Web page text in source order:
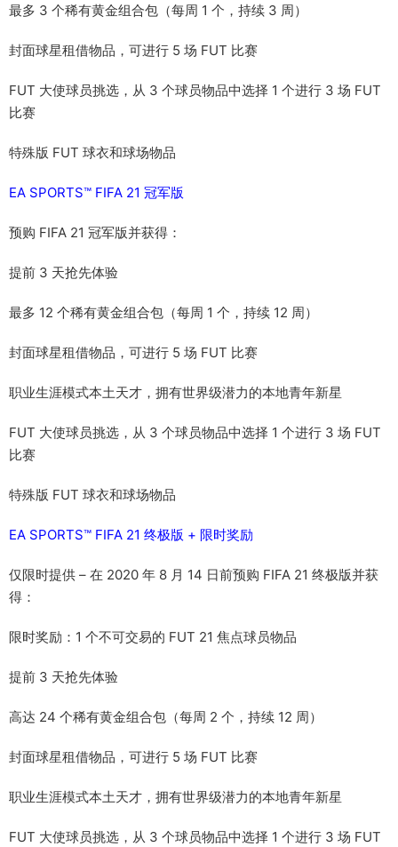
最多 3 个稀有黄金组合包（每周 1 个，持续 3 周）
封面球星租借物品，可进行 5 场 FUT 比赛
FUT 大使球员挑选，从 3 个球员物品中选择 1 个进行 3 场 FUT
比赛
特殊版 FUT 球衣和球场物品
EA SPORTS™ FIFA 21 冠军版
预购 FIFA 21 冠军版并获得：
提前 3 天抢先体验
最多 12 个稀有黄金组合包（每周 1 个，持续 12 周）
封面球星租借物品，可进行 5 场 FUT 比赛
职业生涯模式本土天才，拥有世界级潜力的本地青年新星
FUT 大使球员挑选，从 3 个球员物品中选择 1 个进行 3 场 FUT
比赛
特殊版 FUT 球衣和球场物品
EA SPORTS™ FIFA 21 终极版 + 限时奖励
仅限时提供 – 在 2020 年 8 月 14 日前预购 FIFA 21 终极版并获
得：
限时奖励：1 个不可交易的 FUT 21 焦点球员物品
提前 3 天抢先体验
高达 24 个稀有黄金组合包（每周 2 个，持续 12 周）
封面球星租借物品，可进行 5 场 FUT 比赛
职业生涯模式本土天才，拥有世界级潜力的本地青年新星
FUT 大使球员挑选，从 3 个球员物品中选择 1 个进行 3 场 FUT